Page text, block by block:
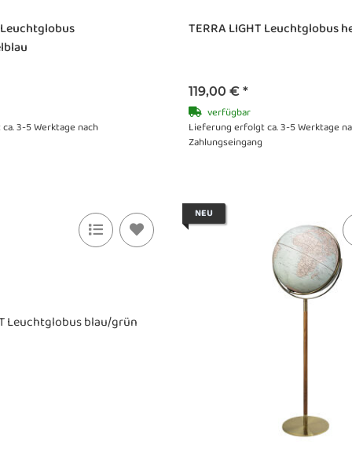
Leuchtglobus
3-5 Werktage nach
TERRA LIGHT Leuchtglobus
119,00 € *
verfügbar
Lieferung erfolgt ca. 3-5 Werktage
Zahlungseingang
NEU